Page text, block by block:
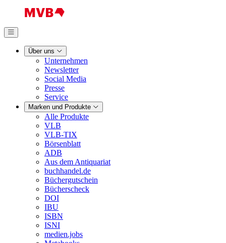
Über uns
Unternehmen
Newsletter
Social Media
Presse
Service
Marken und Produkte
Alle Produkte
VLB
VLB-TIX
Börsenblatt
ADB
Aus dem Antiquariat
buchhandel.de
Büchergutschein
Bücherscheck
DOI
IBU
ISBN
ISNI
medien.jobs